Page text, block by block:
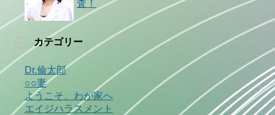
査！
カテゴリー
Dr.倫太郎
○○妻
ようこそ、わが家へ
エイジハラスメント